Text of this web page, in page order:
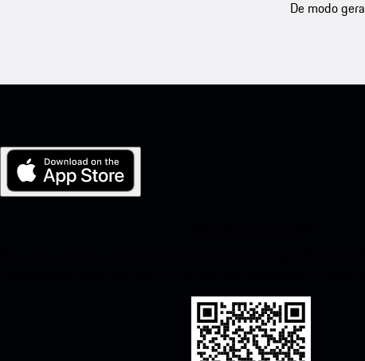
De modo